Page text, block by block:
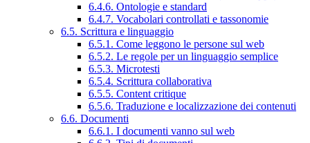
6.4.6. Ontologie e standard
6.4.7. Vocabolari controllati e tassonomie
6.5. Scrittura e linguaggio
6.5.1. Come leggono le persone sul web
6.5.2. Le regole per un linguaggio semplice
6.5.3. Microtesti
6.5.4. Scrittura collaborativa
6.5.5. Content critique
6.5.6. Traduzione e localizzazione dei contenuti
6.6. Documenti
6.6.1. I documenti vanno sul web